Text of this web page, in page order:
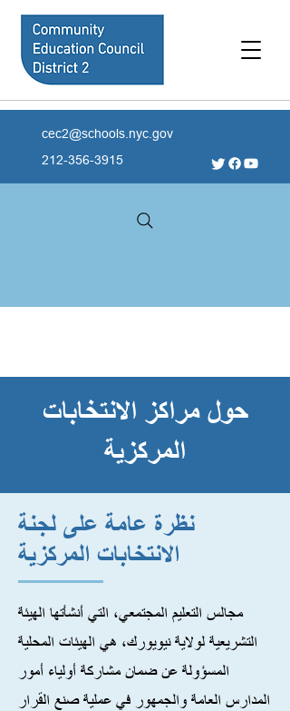
cec2@schools.nyc.gov
212-356-3915
حول مراكز الانتخابات
المركزية
نظرة عامة على لجنة
الانتخابات المركزية
مجالس التعليم المجتمعي، التي أنشأتها الهيئة
التشريعية لولاية نيويورك، هي الهيئات المحلية
المسؤولة عن ضمان مشاركة أولياء أمور
المدارس العامة والجمهور في عملية صنع القرار